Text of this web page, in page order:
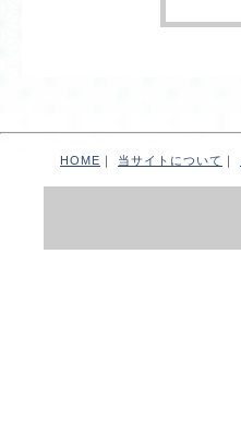
HOME ｜ 当サイトについて ｜